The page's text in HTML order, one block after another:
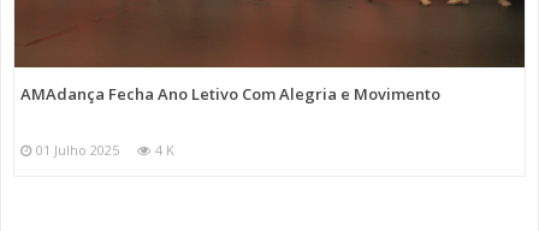
AMAdança Fecha Ano Letivo Com Alegria e Movimento
01 Julho 2025 4 K